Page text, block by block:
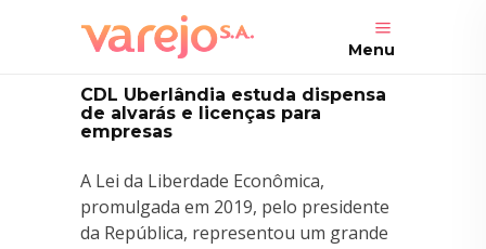
Menu
CDL Uberlândia estuda dispensa
de alvarás e licenças para
empresas
A Lei da Liberdade Econômica,
promulgada em 2019, pelo presidente
da República, representou um grande